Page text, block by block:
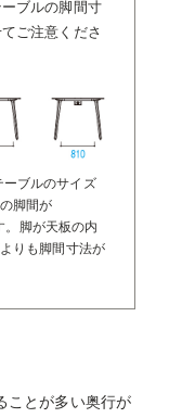
ブルの脚間寸
ご注意くださ
ブルのサイズ
脚間が
脚が天板の内
りも脚間寸法が
ことが多い奥行が